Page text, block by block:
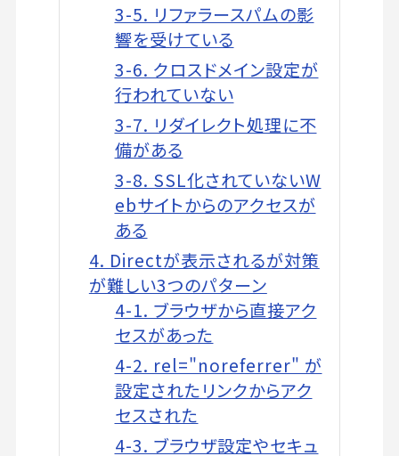
3-5. リファラースパムの影
響を受けている
3-6. クロスドメイン設定が
行われていない
3-7. リダイレクト処理に不
備がある
3-8. SSL化されていないW
ebサイトからのアクセスが
ある
4. Directが表示されるが対策
が難しい3つのパターン
4-1. ブラウザから直接アク
セスがあった
4-2. rel="noreferrer" が
設定されたリンクからアク
セスされた
4-3. ブラウザ設定やセキュ